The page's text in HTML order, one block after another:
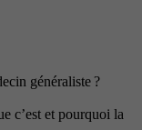
généraliste ?
c’est et pourquoi la